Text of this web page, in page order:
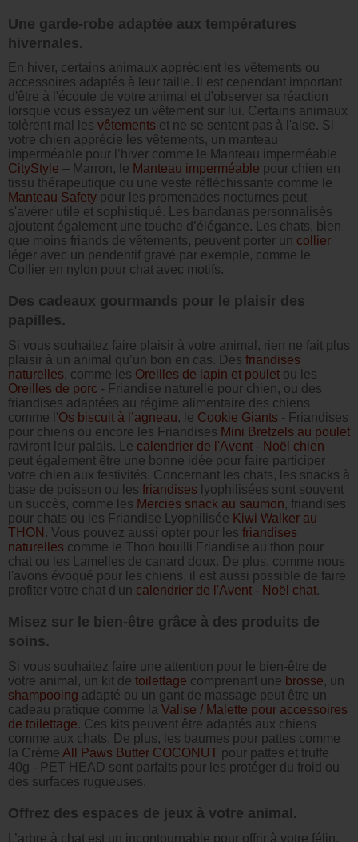
Une garde-robe adaptée aux températures
hivernales.
En hiver, certains animaux apprécient les vêtements ou
accessoires adaptés à leur taille. Il est cependant important
d'être à l'écoute de votre animal et d'observer sa réaction
lorsque vous essayez un vêtement sur lui. Certains animaux
tolèrent mal les vêtements et ne se sentent pas à l'aise. Si
votre chien apprécie les vêtements, un manteau
imperméable pour l’hiver comme le Manteau imperméable
CityStyle – Marron, le Manteau imperméable pour chien en
tissu thérapeutique ou une veste réfléchissante comme le
Manteau Safety pour les promenades nocturnes peut
s'avérer utile et sophistiqué. Les bandanas personnalisés
ajoutent également une touche d’élégance. Les chats, bien
que moins friands de vêtements, peuvent porter un collier
léger avec un pendentif gravé par exemple, comme le
Collier en nylon pour chat avec motifs.
Des cadeaux gourmands pour le plaisir des
papilles.
Si vous souhaitez faire plaisir à votre animal, rien ne fait plus
plaisir à un animal qu’un bon en cas. Des friandises
naturelles, comme les Oreilles de lapin et poulet ou les
Oreilles de porc - Friandise naturelle pour chien, ou des
friandises adaptées au régime alimentaire des chiens
comme l'Os biscuit à l’agneau, le Cookie Giants - Friandises
pour chiens ou encore les Friandises Mini Bretzels au poulet
raviront leur palais. Le calendrier de l'Avent - Noël chien
peut également être une bonne idée pour faire participer
votre chien aux festivités. Concernant les chats, les snacks à
base de poisson ou les friandises lyophilisées sont souvent
un succès, comme les Mercies snack au saumon, friandises
pour chats ou les Friandise Lyophilisée Kiwi Walker au
THON . Vous pouvez aussi opter pour les friandises
naturelles comme le Thon bouilli Friandise au thon pour
chat ou les Lamelles de canard doux. De plus, comme nous
l'avons évoqué pour les chiens, il est aussi possible de faire
profiter votre chat d'un calendrier de l'Avent - Noël chat.
Misez sur le bien-être grâce à des produits de
soins.
Si vous souhaitez faire une attention pour le bien-être de
votre animal, un kit de toilettage comprenant une brosse, un
shampooing adapté ou un gant de massage peut être un
cadeau pratique comme la Valise / Malette pour accessoires
de toilettage. Ces kits peuvent être adaptés aux chiens
comme aux chats. De plus, les baumes pour pattes comme
la Crème All Paws Butter COCONUT pour pattes et truffe
40g - PET HEAD sont parfaits pour les protéger du froid ou
des surfaces rugueuses.
Offrez des espaces de jeux à votre animal.
L’arbre à chat est un incontournable pour offrir à votre félin.